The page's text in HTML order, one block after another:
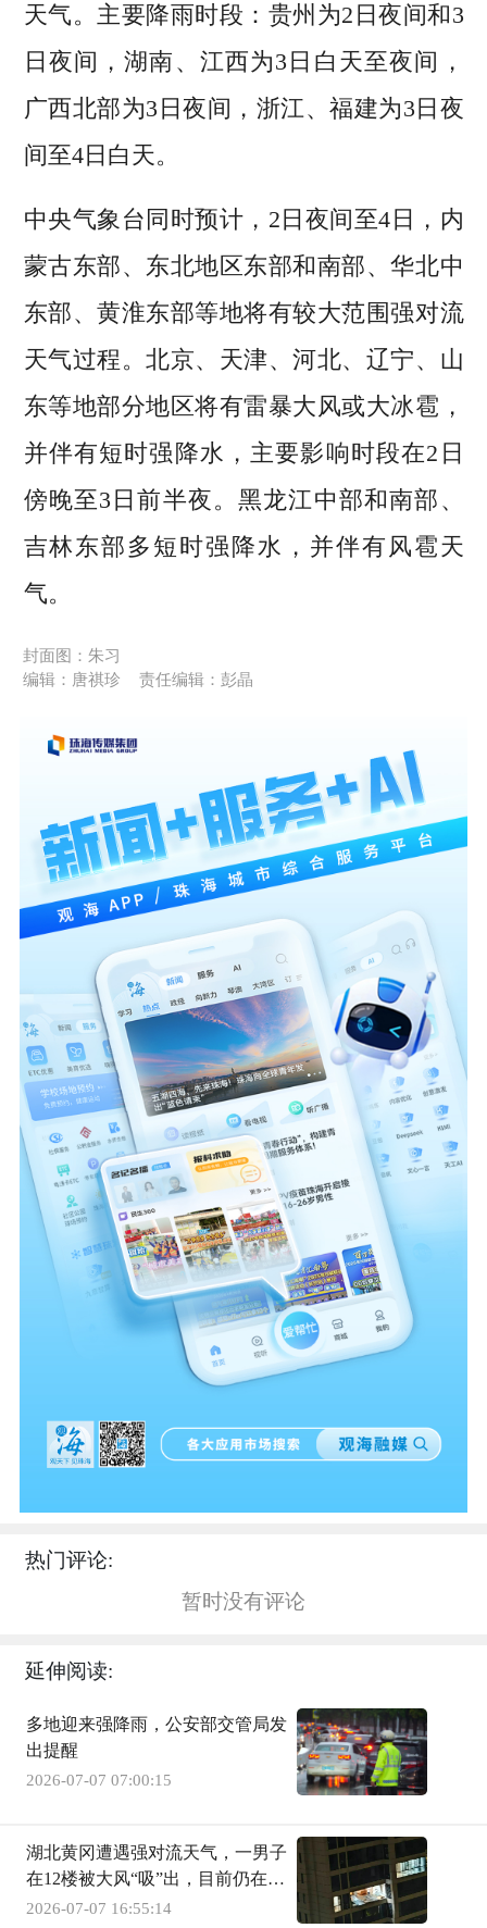
天气。主要降雨时段：贵州为2日夜间和3
日夜间，湖南、江西为3日白天至夜间，
广西北部为3日夜间，浙江、福建为3日夜
间至4日白天。
中央气象台同时预计，2日夜间至4日，内
蒙古东部、东北地区东部和南部、华北中
东部、黄淮东部等地将有较大范围强对流
天气过程。北京、天津、河北、辽宁、山
东等地部分地区将有雷暴大风或大冰雹，
并伴有短时强降水，主要影响时段在2日
傍晚至3日前半夜。黑龙江中部和南部、
吉林东部多短时强降水，并伴有风雹天
气。
封面图：朱习
编辑：唐祺珍
责任编辑：彭晶
热门评论:
暂时没有评论
延伸阅读:
多地迎来强降雨，公安部交管局发
出提醒
2026-07-07 07:00:15
湖北黄冈遭遇强对流天气，一男子
在12楼被大风“吸”出，目前仍在IC
U
2026-07-07 16:55:14